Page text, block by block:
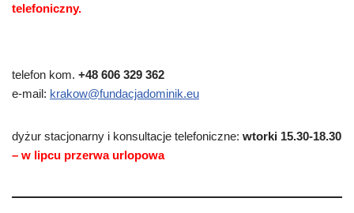
telefoniczny.
telefon kom. +48 606 329 362
e-mail: krakow@fundacjadominik.eu
dyżur stacjonarny i konsultacje telefoniczne: wtorki 15.30-18.30
– w lipcu przerwa urlopowa